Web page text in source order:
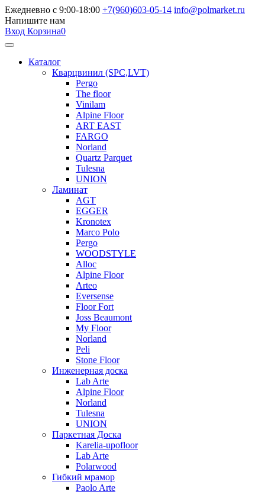
Ежедневно с 9:00-18:00 +7(960)603-05-14 info@polmarket.ru
Напишите нам
Вход Корзина0
Каталог
Кварцвинил (SPC,LVT)
Pergo
The floor
Vinilam
Alpine Floor
ART EAST
FARGO
Norland
Quartz Parquet
Tulesna
UNION
Ламинат
AGT
EGGER
Kronotex
Marco Polo
Pergo
WOODSTYLE
Alloc
Alpine Floor
Arteo
Eversense
Floor Fort
Joss Beaumont
My Floor
Norland
Peli
Stone Floor
Инженерная доска
Lab Arte
Alpine Floor
Norland
Tulesna
UNION
Паркетная Доска
Karelia-upofloor
Lab Arte
Polarwood
Гибкий мрамор
Paolo Arte